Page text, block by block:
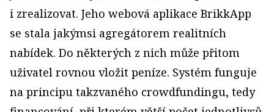
i zrealizovat. Jeho webová aplikace BrikkApp
se stala jakýmsi agregátorem realitních
nabídek. Do některých z nich může přitom
uživatel rovnou vložit peníze. Systém funguje
na principu takzvaného crowdfundingu, tedy